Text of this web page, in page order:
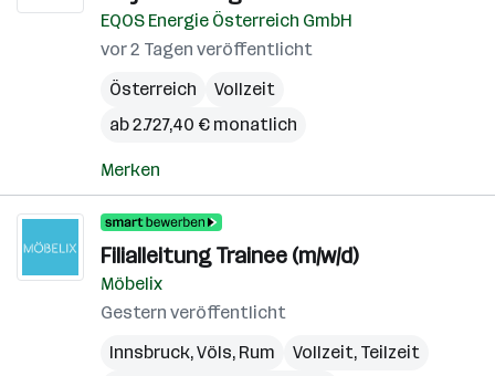
EQOS Energie Österreich GmbH
vor 2 Tagen veröffentlicht
Österreich
Vollzeit
ab 2.727,40 € monatlich
Merken
Filialleitung Trainee (m/w/d)
Möbelix
Gestern veröffentlicht
Innsbruck,Völs, Rum
Vollzeit, Teilzeit